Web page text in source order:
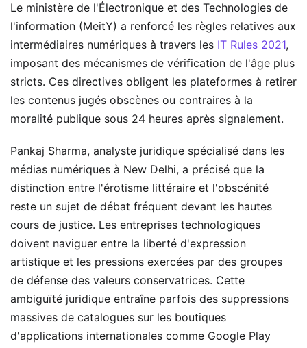
Le ministère de l'Électronique et des Technologies de
l'information (MeitY) a renforcé les règles relatives aux
intermédiaires numériques à travers les IT Rules 2021,
imposant des mécanismes de vérification de l'âge plus
stricts. Ces directives obligent les plateformes à retirer
les contenus jugés obscènes ou contraires à la
moralité publique sous 24 heures après signalement.
Pankaj Sharma, analyste juridique spécialisé dans les
médias numériques à New Delhi, a précisé que la
distinction entre l'érotisme littéraire et l'obscénité
reste un sujet de débat fréquent devant les hautes
cours de justice. Les entreprises technologiques
doivent naviguer entre la liberté d'expression
artistique et les pressions exercées par des groupes
de défense des valeurs conservatrices. Cette
ambiguïté juridique entraîne parfois des suppressions
massives de catalogues sur les boutiques
d'applications internationales comme Google Play